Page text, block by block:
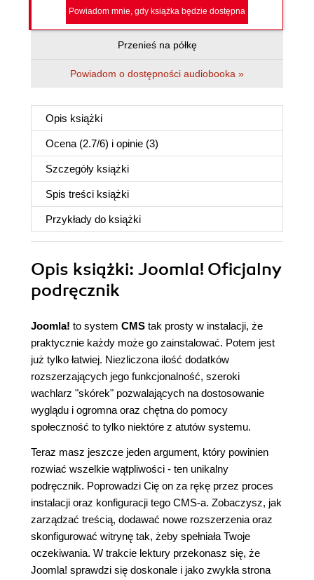
Powiadom mnie, gdy książka będzie dostępna
Przenieś na półkę
Powiadom o dostępności audiobooka »
Opis książki
Ocena (2.7/6) i opinie (3)
Szczegóły książki
Spis treści książki
Przykłady do książki
Opis książki: Joomla! Oficjalny
podręcznik
Joomla! to system CMS tak prosty w instalacji, że
praktycznie każdy może go zainstalować. Potem jest
już tylko łatwiej. Niezliczona ilość dodatków
rozszerzających jego funkcjonalność, szeroki
wachlarz "skórek" pozwalających na dostosowanie
wyglądu i ogromna oraz chętna do pomocy
społeczność to tylko niektóre z atutów systemu.
Teraz masz jeszcze jeden argument, który powinien
rozwiać wszelkie wątpliwości - ten unikalny
podręcznik. Poprowadzi Cię on za rękę przez proces
instalacji oraz konfiguracji tego CMS-a. Zobaczysz, jak
zarządzać treścią, dodawać nowe rozszerzenia oraz
skonfigurować witrynę tak, żeby spełniała Twoje
oczekiwania. W trakcie lektury przekonasz się, że
Joomla! sprawdzi się doskonale i jako zwykła strona